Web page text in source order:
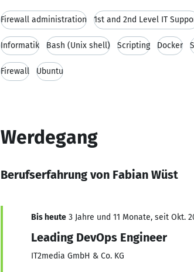
Firewall administration 1st and 2nd Level IT
Informatik Bash (Unix shell) Scripting Docker
Firewall Ubuntu
Werdegang
Berufserfahrung von Fabian Wüst
Bis heute 3 Jahre und 11 Monate, seit Okt.
Leading DevOps Engineer
IT2media GmbH & Co. KG